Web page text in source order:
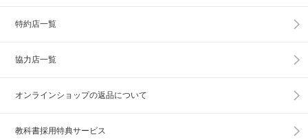
特約店一覧
協力店一覧
オンラインショップの返品について
教科書採用特典サービス